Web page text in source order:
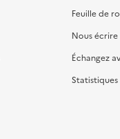
Feuille de
Nous écrire
Échangez
Statistiques